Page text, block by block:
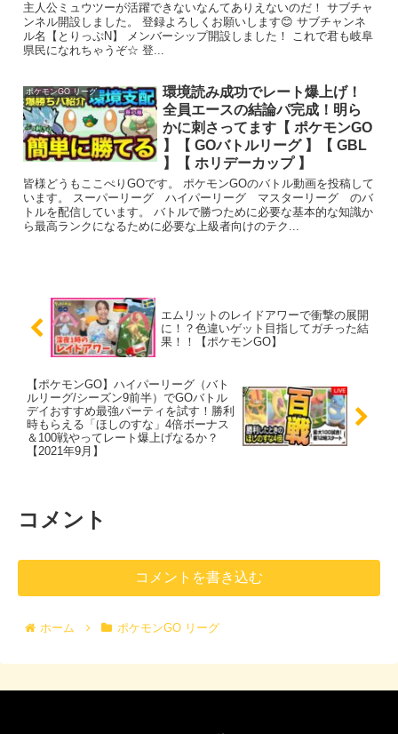
主人公ミュウツーが活躍できないなんてありえないのだ！ サブチャ
ンネル開設しました。 登録よろしくお願いします😊 サブチャンネ
ル名【とりっぷN】 メンバーシップ開設しました！ これで君も岐阜
県民になれちゃうぞ☆ 登...
ポケモンGO リーグ
環境読み成功でレート爆上げ！
全員エースの結論パ完成！明ら
かに刺さってます【 ポケモンGO
】【 GOバトルリーグ 】【 GBL
】【 ホリデーカップ 】
皆様どうもここぺりGOです。 ポケモンGOのバトル動画を投稿して
います。 スーパーリーグ ハイパーリーグ マスターリーグ のバ
トルを配信しています。 バトルで勝つために必要な基本的な知識か
ら最高ランクになるために必要な上級者向けのテク...
エムリットのレイドアワーで衝撃の展開
に！？色違いゲット目指してガチった結
果！！【ポケモンGO】
【ポケモンGO】ハイパーリーグ（バト
ルリーグ/シーズン9前半）でGOバトル
デイおすすめ最強パーティを試す！勝利
時もらえる「ほしのすな」4倍ボーナス
＆100戦やってレート爆上げなるか？
【2021年9月】
コメント
コメントを書き込む
ホーム ポケモンGO リーグ